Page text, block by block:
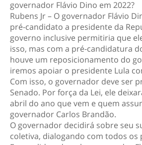
governador Flávio Dino em 2022?
Rubens Jr – O governador Flávio
pré-candidato a presidente da
governo inclusive permitiria que
isso, mas com a pré-candidatura
houve um reposicionamento do
iremos apoiar o presidente Lula
Com isso, o governador deve ser
Senado. Por força da Lei, ele
abril do ano que vem e quem
governador Carlos Brandão.
O governador decidirá sobre seu
coletiva, dialogando com todos os